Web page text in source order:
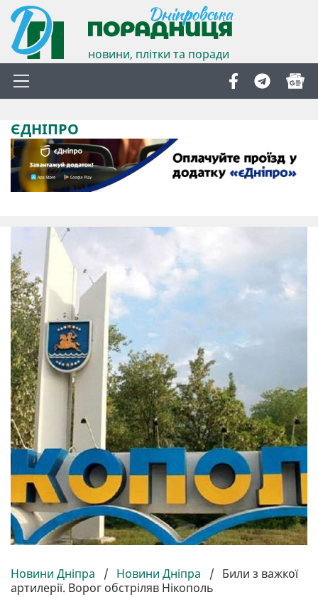
новини, плітки та поради
ЄДНІПРО
Новини Дніпра / Новини Дніпра / Били з важкої
артилерії. Ворог обстріляв Нікополь